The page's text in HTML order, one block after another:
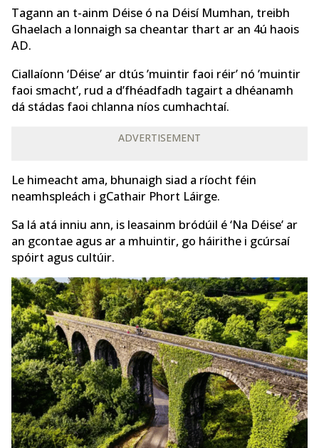
Tagann an t-ainm Déise ó na Déisí Mumhan, treibh
Ghaelach a lonnaigh sa cheantar thart ar an 4ú haois
AD.
Ciallaíonn ‘Déise’ ar dtús ’muintir faoi réir’ nó ’muintir
faoi smacht’, rud a d’fhéadfadh tagairt a dhéanamh
dá stádas faoi chlanna níos cumhachtaí.
ADVERTISEMENT
Le himeacht ama, bhunaigh siad a ríocht féin
neamhspleách i gCathair Phort Láirge.
Sa lá atá inniu ann, is leasainm bródúil é ‘Na Déise’ ar
an gcontae agus ar a mhuintir, go háirithe i gcúrsaí
spóirt agus cultúir.